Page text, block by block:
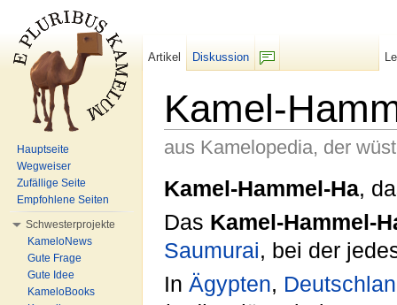
Kamel-
aus Kamelopedia, der
Kamel-Hammel-Ha,
Das Kamel-Hammel-
Saumurai, bei der
In Ägypten,
Artikel
Diskussion
Hauptseite
Wegweiser
Zufällige Seite
Empfohlene Seiten
Schwesterprojekte
KameloNews
Gute Frage
Gute Idee
KameloBooks